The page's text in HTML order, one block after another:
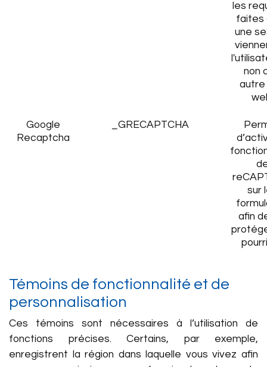
les
faites
une
non
autre
Google
Recaptcha
_GRECAPTCHA
sur
afin
Témoins de fonctionnalité et de
personnalisation
Ces témoins sont nécessaires à l’utilisation de
fonctions précises. Certains, par exemple,
enregistrent la région dans laquelle vous vivez afin